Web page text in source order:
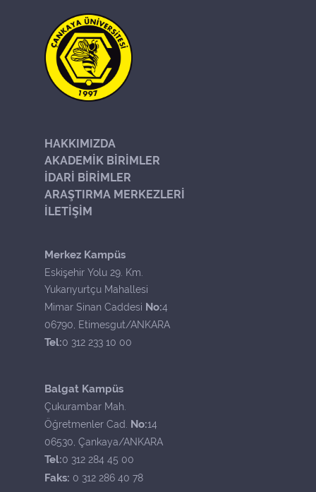
HAKKIMIZDA
AKADEMİK BİRİMLER
İDARİ BİRİMLER
ARAŞTIRMA MERKEZLERİ
İLETİŞİM
Merkez Kampüs
Eskişehir Yolu 29. Km.
Yukarıyurtçu Mahallesi
Mimar Sinan Caddesi No:4
06790, Etimesgut/ANKARA
Tel:0 312 233 10 00
Balgat Kampüs
Çukurambar Mah.
Öğretmenler Cad. No:14
06530, Çankaya/ANKARA
Tel:0 312 284 45 00
Faks: 0 312 286 40 78